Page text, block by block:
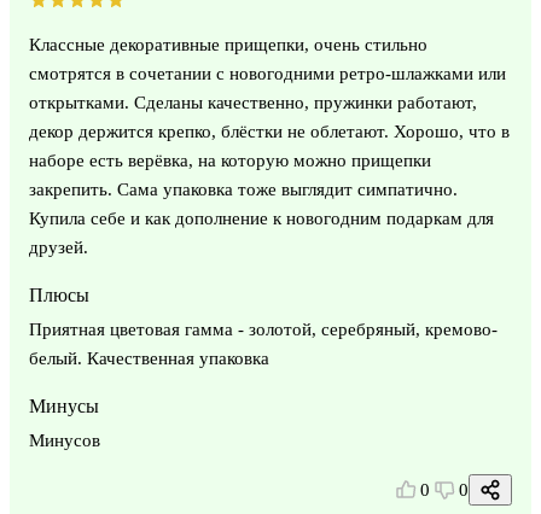
Классные декоративные прищепки, очень стильно
смотрятся в сочетании с новогодними ретро-шлажками или
открытками. Сделаны качественно, пружинки работают,
декор держится крепко, блёстки не облетают. Хорошо, что в
наборе есть верёвка, на которую можно прищепки
закрепить. Сама упаковка тоже выглядит симпатично.
Купила себе и как дополнение к новогодним подаркам для
друзей.
Плюсы
Приятная цветовая гамма - золотой, серебряный, кремово-
белый. Качественная упаковка
Минусы
Минусов
0 0